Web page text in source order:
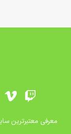
معرفی معتبرترین